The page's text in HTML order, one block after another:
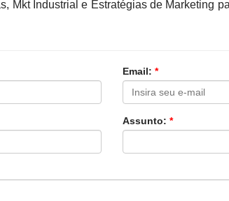
Mkt Industrial e Estratégias de Marketing
Email: *
Assunto: *